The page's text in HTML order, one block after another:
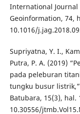
International
Geoinformation, 74,
10.1016/
Supriyatna, Y. I.,
Putra, P. A. (2019)
pada peleburan
tungku busur
Batubara, 15(3), hal.
10.30556/